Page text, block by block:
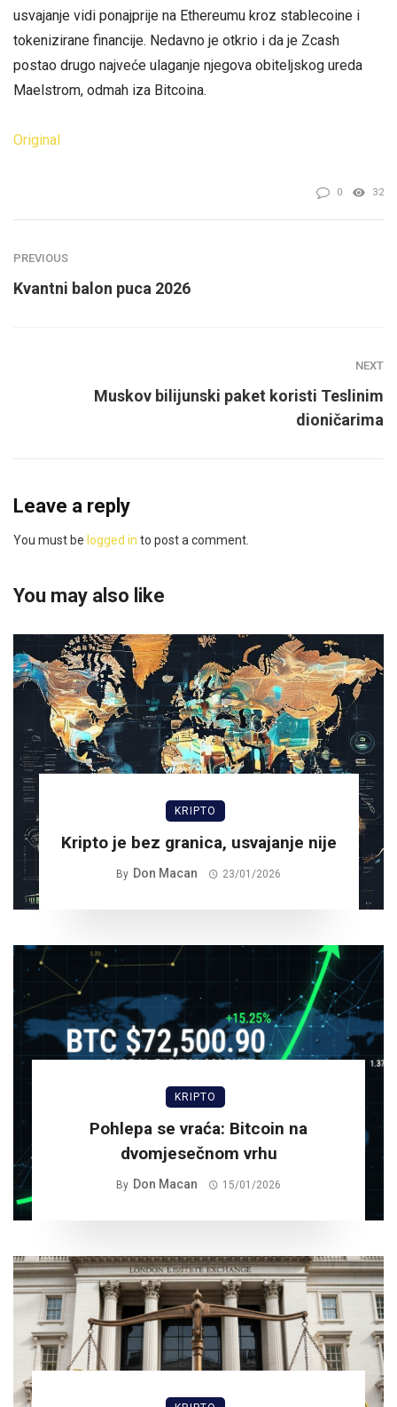
usvajanje vidi ponajprije na Ethereumu kroz stablecoine i
tokenizirane financije. Nedavno je otkrio i da je Zcash
postao drugo najveće ulaganje njegova obiteljskog ureda
Maelstrom, odmah iza Bitcoina.
Original
0 32
PREVIOUS
Kvantni balon puca 2026
NEXT
Muskov bilijunski paket koristi Teslinim
dioničarima
Leave a reply
You must be logged in to post a comment.
You may also like
KRIPTO
Kripto je bez granica, usvajanje nije
By Don Macan 23/01/2026
KRIPTO
Pohlepa se vraća: Bitcoin na
dvomjesečnom vrhu
By Don Macan 15/01/2026